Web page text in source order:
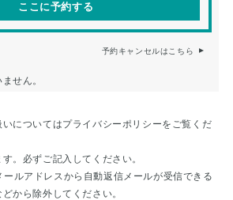
ここに予約する
予約キャンセルはこちら
せん。
についてはプライバシーポリシーをご覧くだ
。必ずご記入してください。
ールアドレスから自動返信メールが受信できる
から除外してください。